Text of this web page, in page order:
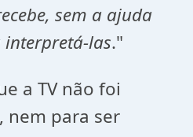
sem a ajuda
las."
a TV não foi
nem para ser